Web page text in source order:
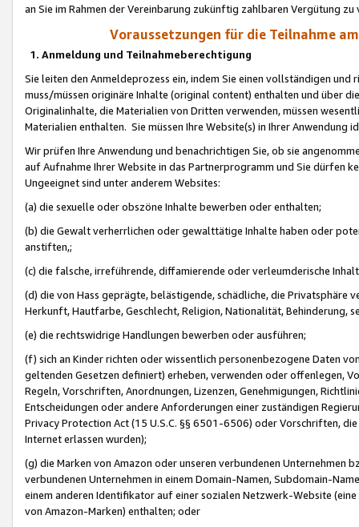
an Sie im Rahmen der Vereinbarung zukünftig zahlbaren Vergütung zu
Voraussetzungen für die Teilnahme
1. Anmeldung und Teilnahmeberechtigung
Sie leiten den Anmeldeprozess ein, indem Sie einen vollständigen
muss/müssen originäre Inhalte (original content) enthalten und über
Originalinhalte, die Materialien von Dritten verwenden, müssen
Materialien enthalten. Sie müssen Ihre Website(s) in Ihrer Anwendung
Wir prüfen Ihre Anwendung und benachrichtigen Sie, ob sie
auf Aufnahme Ihrer Website in das Partnerprogramm und Sie dürfen
Ungeeignet sind unter anderem Websites:
(a) die sexuelle oder obszöne Inhalte bewerben oder enthalten;
(b) die Gewalt verherrlichen oder gewalttätige Inhalte haben oder
anstiften,;
(c) die falsche, irreführende, diffamierende oder verleumderische
(d) die von Hass geprägte, belästigende, schädliche, die Privatsphäre
Herkunft, Hautfarbe, Geschlecht, Religion, Nationalität, Behinderung,
(e) die rechtswidrige Handlungen bewerben oder ausführen;
(f) sich an Kinder richten oder wissentlich personenbezogene Daten
geltenden Gesetzen definiert) erheben, verwenden oder offenlegen,
Regeln, Vorschriften, Anordnungen, Lizenzen, Genehmigungen,
Entscheidungen oder andere Anforderungen einer zuständigen
Privacy Protection Act (15 U.S.C. §§ 6501-6506) oder Vorschriften,
Internet erlassen wurden);
(g) die Marken von Amazon oder unseren verbundenen Unternehmen
verbundenen Unternehmen in einem Domain-Namen, Subdomain-
einem anderen Identifikator auf einer sozialen Netzwerk-Website
von Amazon-Marken) enthalten; oder